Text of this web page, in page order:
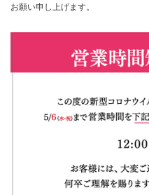
お願い申し上げます。